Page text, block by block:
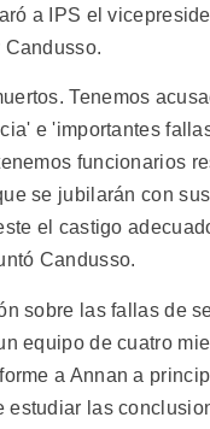
a IPS el
Tenemos
e 'importantes
funcionarios
se jubilarán con
el castigo
Candusso.
sobre las fallas de
equipo de cuatro
a Annan a
estudiar las